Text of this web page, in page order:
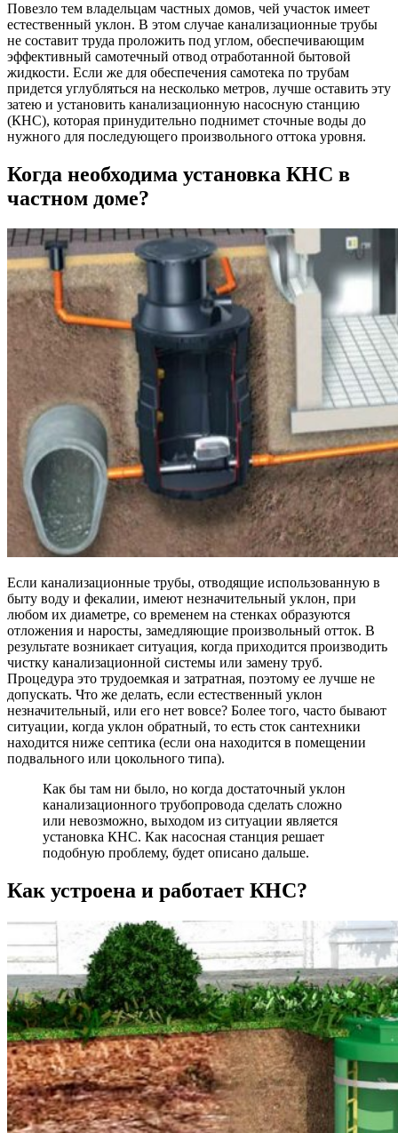
Повезло тем владельцам частных домов, чей участок имеет
естественный уклон. В этом случае канализационные трубы
не составит труда проложить под углом, обеспечивающим
эффективный самотечный отвод отработанной бытовой
жидкости. Если же для обеспечения самотека по трубам
придется углубляться на несколько метров, лучше оставить эту
затею и установить канализационную насосную станцию
(КНС), которая принудительно поднимет сточные воды до
нужного для последующего произвольного оттока уровня.
Когда необходима установка КНС в
частном доме?
Если канализационные трубы, отводящие использованную в
быту воду и фекалии, имеют незначительный уклон, при
любом их диаметре, со временем на стенках образуются
отложения и наросты, замедляющие произвольный отток. В
результате возникает ситуация, когда приходится производить
чистку канализационной системы или замену труб.
Процедура это трудоемкая и затратная, поэтому ее лучше не
допускать. Что же делать, если естественный уклон
незначительный, или его нет вовсе? Более того, часто бывают
ситуации, когда уклон обратный, то есть сток сантехники
находится ниже септика (если она находится в помещении
подвального или цокольного типа).
Как бы там ни было, но когда достаточный уклон
канализационного трубопровода сделать сложно
или невозможно, выходом из ситуации является
установка КНС. Как насосная станция решает
подобную проблему, будет описано дальше.
Как устроена и работает КНС?